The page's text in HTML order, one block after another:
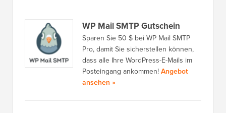
WP Mail SMTP Gutschein
Sparen Sie 50 $ bei WP Mail SMTP
Pro, damit Sie sicherstellen können,
dass alle Ihre WordPress-E-Mails im
Posteingang ankommen!Angebot
ansehen »